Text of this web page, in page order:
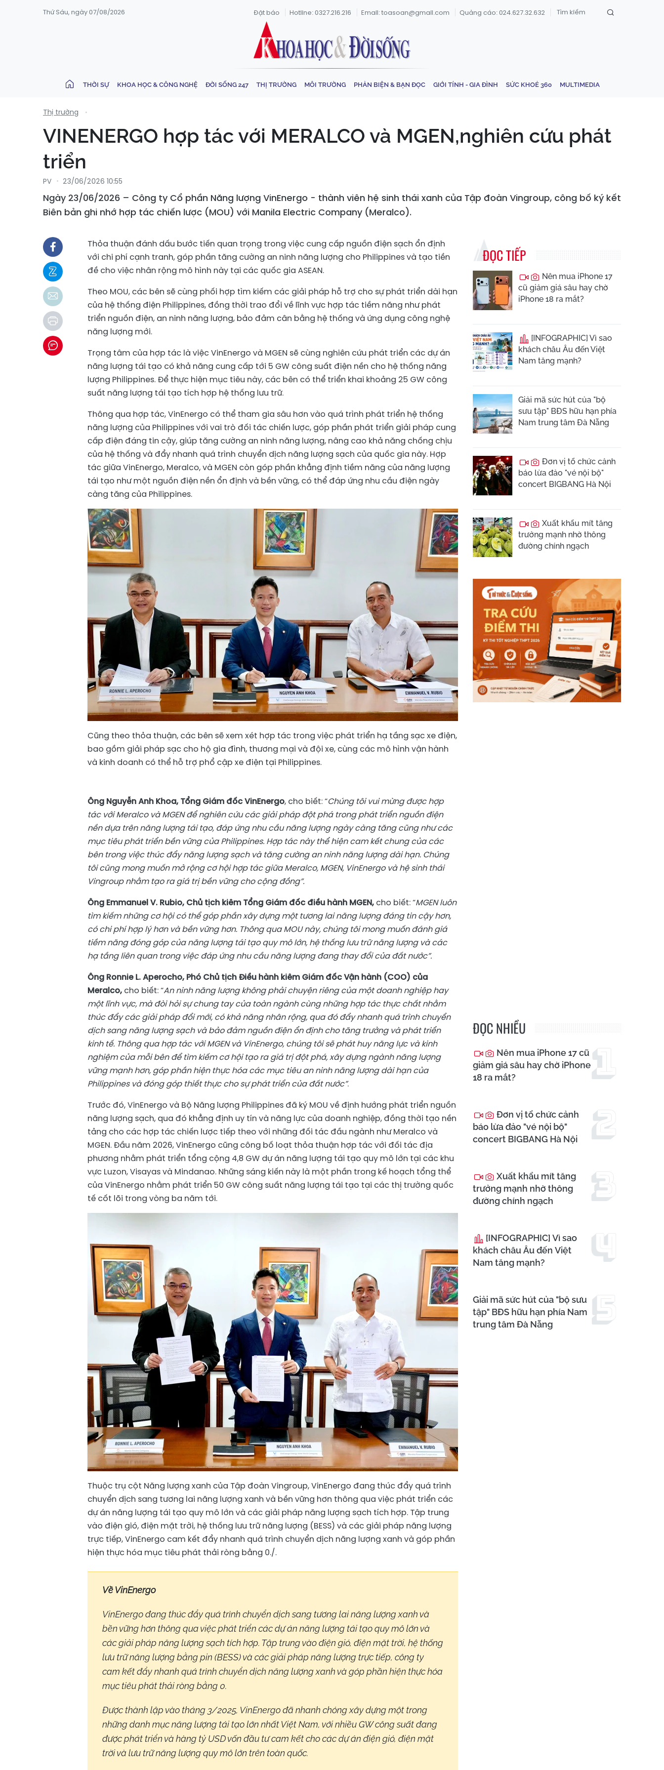
Thứ Sáu, ngày 07/08/2026 Đặt báo Hotline: 0327.216.216 Email: toasoan@gmail.com Quảng cáo: 024.627.32.632
THỜI SỰ KHOA HỌC & CÔNG NGHỆ ĐỜI SỐNG 247 THỊ TRƯỜNG MÔI TRƯỜNG PHẢN BIỆN & BẠN ĐỌC GIỚI TÍNH - GIA ĐÌNH SỨC KHOẺ 360 MULTIMEDIA
Thị trường
VINENERGO hợp tác với MERALCO và MGEN,nghiên cứu phát
triển
PV 23/06/2026 10:55
Ngày 23/06/2026 – Công ty Cổ phần Năng lượng VinEnergo - thành viên hệ sinh thái xanh của Tập đoàn Vingroup, công bố ký kết
Biên bản ghi nhớ hợp tác chiến lược (MOU) với Manila Electric Company (Meralco).
Thỏa thuận đánh dấu bước tiến quan trọng trong việc cung cấp nguồn điện sạch ổn định
với chi phí cạnh tranh, góp phần tăng cường an ninh năng lượng cho Philippines và tạo tiền
đề cho việc nhân rộng mô hình này tại các quốc gia ASEAN.
Theo MOU, các bên sẽ cùng phối hợp tìm kiếm các giải pháp hỗ trợ cho sự phát triển dài hạn
của hệ thống điện Philippines, đồng thời trao đổi về lĩnh vực hợp tác tiềm năng như phát
triển nguồn điện, an ninh năng lượng, bảo đảm cân bằng hệ thống và ứng dụng công nghệ
năng lượng mới.
Trọng tâm của hợp tác là việc VinEnergo và MGEN sẽ cùng nghiên cứu phát triển các dự án
năng lượng tái tạo có khả năng cung cấp tới 5 GW công suất điện nền cho hệ thống năng
lượng Philippines. Để thực hiện mục tiêu này, các bên có thể triển khai khoảng 25 GW công
suất năng lượng tái tạo tích hợp hệ thống lưu trữ.
Thông qua hợp tác, VinEnergo có thể tham gia sâu hơn vào quá trình phát triển hệ thống
năng lượng của Philippines với vai trò đối tác chiến lược, góp phần phát triển giải pháp cung
cấp điện đáng tin cậy, giúp tăng cường an ninh năng lượng, nâng cao khả năng chống chịu
của hệ thống và đẩy nhanh quá trình chuyển dịch năng lượng sạch của quốc gia này. Hợp
tác giữa VinEnergo, Meralco, và MGEN còn góp phần khẳng định tiềm năng của năng lượng
tái tạo như một nguồn điện nền ổn định và bền vững, có thể đáp ứng nhu cầu điện ngày
càng tăng của Philippines.
Cũng theo thỏa thuận, các bên sẽ xem xét hợp tác trong việc phát triển hạ tầng sạc xe điện,
bao gồm giải pháp sạc cho hộ gia đình, thương mại và đội xe, cùng các mô hình vận hành
và kinh doanh có thể hỗ trợ phổ cập xe điện tại Philippines.
Ông Nguyễn Anh Khoa, Tổng Giám đốc VinEnergo, cho biết: “Chúng tôi vui mừng được hợp
tác với Meralco và MGEN để nghiên cứu các giải pháp đột phá trong phát triển nguồn điện
nền dựa trên năng lượng tái tạo, đáp ứng nhu cầu năng lượng ngày càng tăng cũng như các
mục tiêu phát triển bền vững của Philippines. Hợp tác này thể hiện cam kết chung của các
bên trong việc thúc đẩy năng lượng sạch và tăng cường an ninh năng lượng dài hạn. Chúng
tôi cũng mong muốn mở rộng cơ hội hợp tác giữa Meralco, MGEN, VinEnergo và hệ sinh thái
Vingroup nhằm tạo ra giá trị bền vững cho cộng đồng”.
Ông Emmanuel V. Rubio, Chủ tịch kiêm Tổng Giám đốc điều hành MGEN, cho biết: “MGEN luôn
tìm kiếm những cơ hội có thể góp phần xây dựng một tương lai năng lượng đáng tin cậy hơn,
có chi phí hợp lý hơn và bền vững hơn. Thông qua MOU này, chúng tôi mong muốn đánh giá
tiềm năng đóng góp của năng lượng tái tạo quy mô lớn, hệ thống lưu trữ năng lượng và các
hạ tầng liên quan trong việc đáp ứng nhu cầu năng lượng đang thay đổi của đất nước”.
Ông Ronnie L. Aperocho, Phó Chủ tịch Điều hành kiêm Giám đốc Vận hành (COO) của
Meralco, cho biết: “An ninh năng lượng không phải chuyện riêng của một doanh nghiệp hay
một lĩnh vực, mà đòi hỏi sự chung tay của toàn ngành cùng những hợp tác thực chất nhằm
thúc đẩy các giải pháp đổi mới, có khả năng nhân rộng, qua đó đẩy nhanh quá trình chuyển
dịch sang năng lượng sạch và bảo đảm nguồn điện ổn định cho tăng trưởng và phát triển
kinh tế. Thông qua hợp tác với MGEN và VinEnergo, chúng tôi sẽ phát huy năng lực và kinh
nghiệm của mỗi bên để tìm kiếm cơ hội tạo ra giá trị đột phá, xây dựng ngành năng lượng
vững mạnh hơn, góp phần hiện thực hóa các mục tiêu an ninh năng lượng dài hạn của
Philippines và đóng góp thiết thực cho sự phát triển của đất nước”.
Trước đó, VinEnergo và Bộ Năng lượng Philippines đã ký MOU về định hướng phát triển nguồn
năng lượng sạch, qua đó khẳng định uy tín và năng lực của doanh nghiệp, đồng thời tạo nền
tảng cho các hợp tác chiến lược tiếp theo với những đối tác đầu ngành như Meralco và
MGEN. Đầu năm 2026, VinEnergo cũng công bố loạt thỏa thuận hợp tác với đối tác địa
phương nhằm phát triển tổng cộng 4,8 GW dự án năng lượng tái tạo quy mô lớn tại các khu
vực Luzon, Visayas và Mindanao. Những sáng kiến này là một phần trong kế hoạch tổng thể
của VinEnergo nhằm phát triển 50 GW công suất năng lượng tái tạo tại các thị trường quốc
tế cốt lõi trong vòng ba năm tới.
Thuộc trụ cột Năng lượng xanh của Tập đoàn Vingroup, VinEnergo đang thúc đẩy quá trình
chuyển dịch sang tương lai năng lượng xanh và bền vững hơn thông qua việc phát triển các
dự án năng lượng tái tạo quy mô lớn và các giải pháp năng lượng sạch tích hợp. Tập trung
vào điện gió, điện mặt trời, hệ thống lưu trữ năng lượng (BESS) và các giải pháp năng lượng
trực tiếp, VinEnergo cam kết đẩy nhanh quá trình chuyển dịch năng lượng xanh và góp phần
hiện thực hóa mục tiêu phát thải ròng bằng 0./.
Về VinEnergo
VinEnergo đang thúc đẩy quá trình chuyển dịch sang tương lai năng lượng xanh và
bền vững hơn thông qua việc phát triển các dự án năng lượng tái tạo quy mô lớn và
các giải pháp năng lượng sạch tích hợp. Tập trung vào điện gió, điện mặt trời, hệ thống
lưu trữ năng lượng bằng pin (BESS) và các giải pháp năng lượng trực tiếp, công ty
cam kết đẩy nhanh quá trình chuyển dịch năng lượng xanh và góp phần hiện thực hóa
mục tiêu phát thải ròng bằng 0.
Được thành lập vào tháng 3/2025, VinEnergo đã nhanh chóng xây dựng một trong
những danh mục năng lượng tái tạo lớn nhất Việt Nam, với nhiều GW công suất đang
được phát triển và hàng tỷ USD vốn đầu tư cam kết cho các dự án điện gió, điện mặt
trời và lưu trữ năng lượng quy mô lớn trên toàn quốc.
ĐỌC TIẾP
Nên mua iPhone 17
cũ giảm giá sâu hay chờ
iPhone 18 ra mắt?
[INFOGRAPHIC] Vì sao
khách châu Âu đến Việt
Nam tăng mạnh?
Giải mã sức hút của "bộ
sưu tập" BĐS hữu hạn phía
Nam trung tâm Đà Nẵng
Đơn vị tổ chức cảnh
báo lừa đảo "vé nội bộ"
concert BIGBANG Hà Nội
Xuất khẩu mít tăng
trưởng mạnh nhờ thông
đường chính ngạch
ĐỌC NHIỀU
Nên mua iPhone 17 cũ
giảm giá sâu hay chờ iPhone
18 ra mắt?
Đơn vị tổ chức cảnh
báo lừa đảo "vé nội bộ"
concert BIGBANG Hà Nội
Xuất khẩu mít tăng
trưởng mạnh nhờ thông
đường chính ngạch
[INFOGRAPHIC] Vì sao
khách châu Âu đến Việt
Nam tăng mạnh?
Giải mã sức hút của "bộ sưu
tập" BĐS hữu hạn phía Nam
trung tâm Đà Nẵng